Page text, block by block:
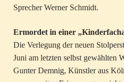
Sprecher Werner Schmidt.
Ermordet in einer
Die Verlegung der neuen
Juni am letzten selbst gewählten
Gunter Demnig, Künstler aus